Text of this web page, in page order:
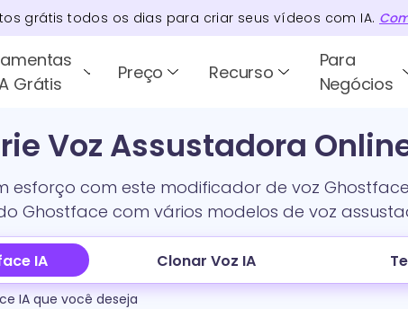
grátis todos os dias para criar seus vídeos com IA.
Grátis
Preço Recurso
Para
Negócios
Voz Assustadora
esforço com este modificador de voz
Ghostface com vários modelos de voz
IA Clonar Voz IA
IA que você deseja